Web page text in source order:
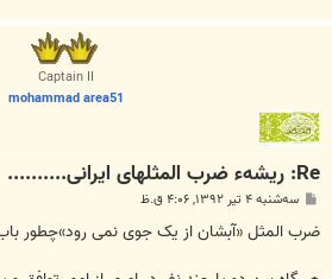
Captain II
mohammad area51
Re: ریشهء ضرب المثلهای ایرانی..........
ت
سه‌شنبه ۴ تیر ۱۳۹۲, ۴:۰۶ ق.ظ
ضرب المثل «آبشان از یک جوی نمی رود»چطور